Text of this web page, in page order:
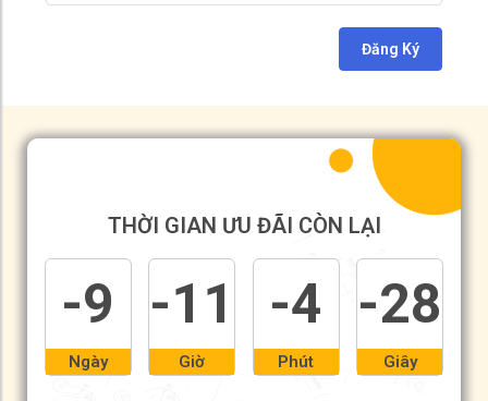
Đăng Ký
THỜI GIAN ƯU ĐÃI CÒN LẠI
-9
Ngày
-11
Giờ
-4
Phút
-28
Giây